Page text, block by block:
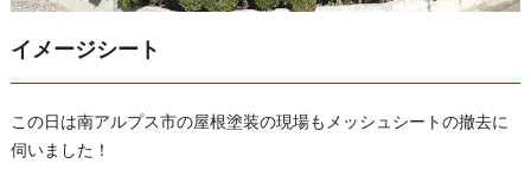
イメージシート
この日は南アルプス市の屋根塗装の現場もメッシュシートの撤去に
伺いました！